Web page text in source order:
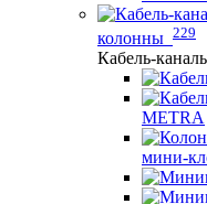
колонны 229
Кабель-
METRA
мини-